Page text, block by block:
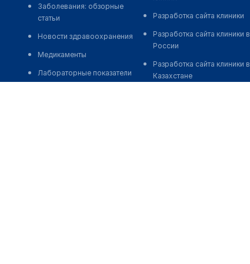
Заболевания: обзорные
статьи
Новости здравоохранения
Медикаменты
Лабораторные показатели
Разработка сайта клиники
Разработка сайта клиники в
России
Разработка сайта клиники в
Казахстане